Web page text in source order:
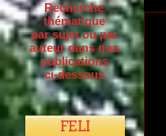
Recherche
thématique
par sujet ou par
auteur dans nos
publications
ci-dessous
FELI